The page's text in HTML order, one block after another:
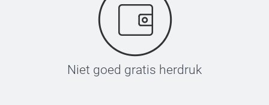
Niet goed gratis herdruk